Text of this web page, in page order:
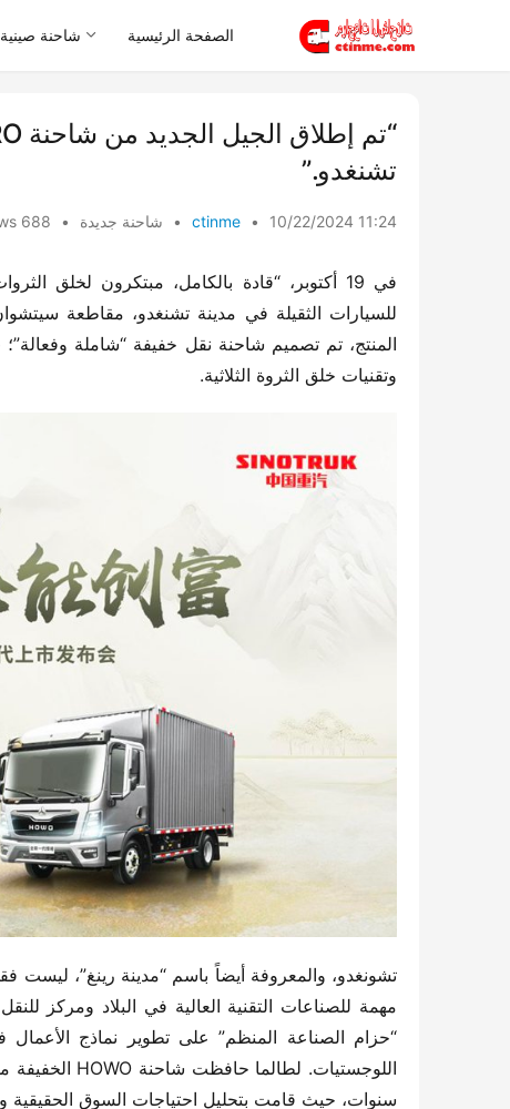
الصفحة الرئيسية شاحنة صينية
تشنغدو.”
ctinme • 10/22/2024 11:24
• شاحنة جديدة •
688 views
وتقنيات خلق الثروة الثلاثية.